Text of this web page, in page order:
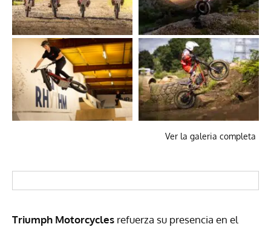
Ver la galeria completa
Triumph Motorcycles refuerza su presencia en el